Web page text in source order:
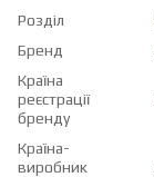
Розділ
Бренд
Країна
реєстрації
бренду
Країна-
виробник